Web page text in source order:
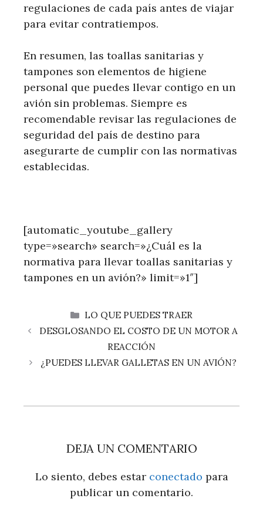
regulaciones de cada país antes de viajar
para evitar contratiempos.
En resumen, las toallas sanitarias y
tampones son elementos de higiene
personal que puedes llevar contigo en un
avión sin problemas. Siempre es
recomendable revisar las regulaciones de
seguridad del país de destino para
asegurarte de cumplir con las normativas
establecidas.
[automatic_youtube_gallery
type=»search» search=»¿Cuál es la
normativa para llevar toallas sanitarias y
tampones en un avión?» limit=»1″]
CATEGORÍAS
LO QUE PUEDES TRAER
DESGLOSANDO EL COSTO DE UN MOTOR A
REACCIÓN
¿PUEDES LLEVAR GALLETAS EN UN AVIÓN?
DEJA UN COMENTARIO
Lo siento, debes estar conectado para
publicar un comentario.